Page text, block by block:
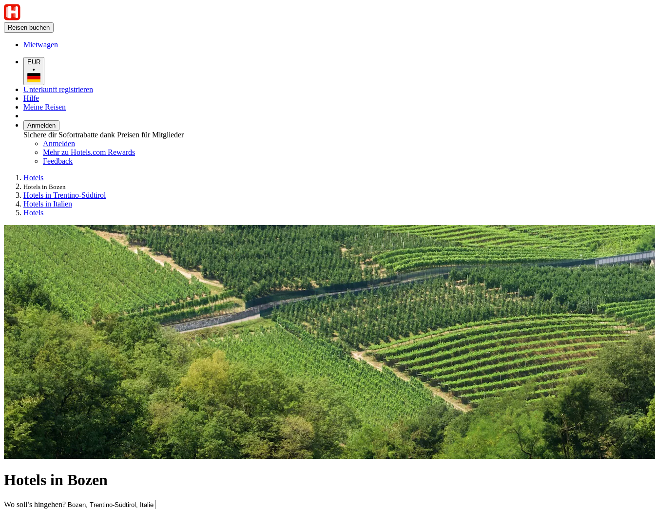
Reisen buchen
Mietwagen
EUR
•
Unterkunft registrieren
Hilfe
Meine Reisen
Anmelden
Sichere dir Sofortrabatte dank Preisen für Mitglieder
Anmelden
Mehr zu Hotels.com Rewards
Feedback
Hotels
Hotels in Bozen
Hotels in Trentino-Südtirol
Hotels in Italien
Hotels
Hotels in Bozen
Wo soll’s hingehen?